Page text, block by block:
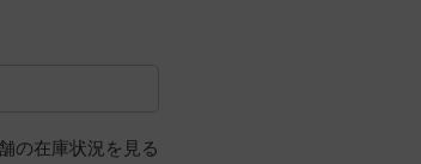
の在庫状況を見る